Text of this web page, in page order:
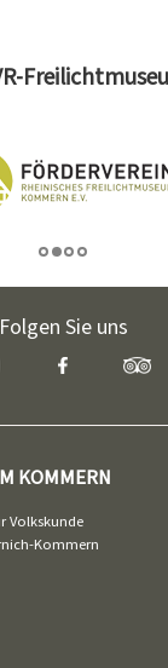
Folgen Sie uns
KOMMERN
Volkskunde
Kommern